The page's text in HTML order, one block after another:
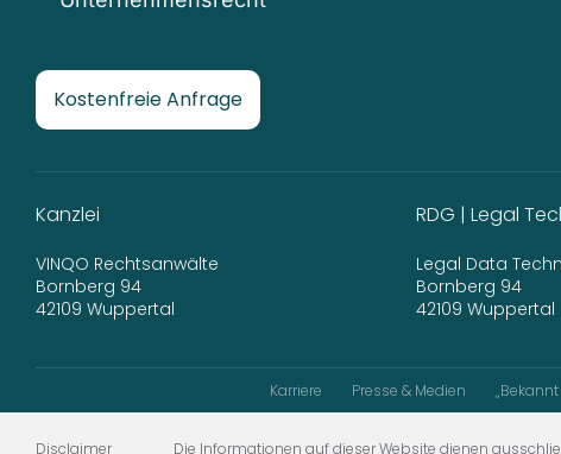
Kostenfreie Anfrage
Kanzlei
VINQO Rechtsanwälte
Bornberg 94
42109 Wuppertal
RDG | Legal
Legal Data
Bornberg 94
42109 Wuppertal
Karriere Presse & Medien
Disclaimer Die Informationen auf dieser Website dienen